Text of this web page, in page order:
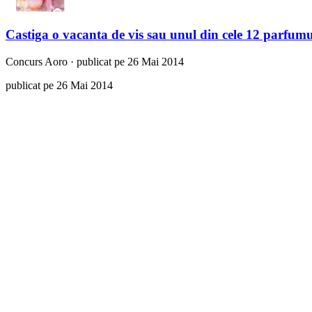
Castiga o vacanta de vis sau unul din cele 12
Concurs Aoro · publicat pe 26 Mai 2014
publicat pe 26 Mai 2014